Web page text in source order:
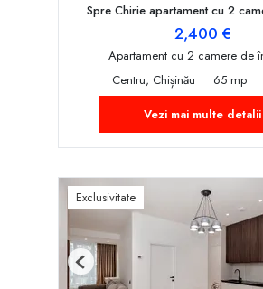
Spre Chirie apartament cu 2
2,400 €
Apartament cu 2 camere de
Centru, Chișinău
65 mp
Vezi mai multe detalii
Exclusivitate
Previous